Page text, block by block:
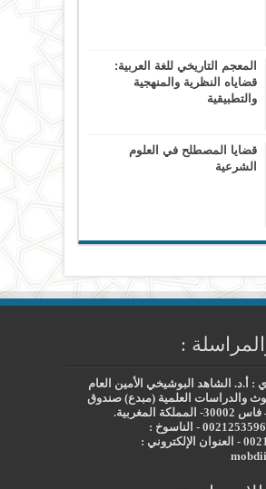
المعجم التاريخي للغة العربية:
قضاياه النظرية والمنهجية
والتطبيقية
قضايا المصطلح في العلوم
الشرعية
:
: أ.د. الشاهد البوشيخي الأمين العام
والدراسات العلمية (مبدع) صندوق
الهاتف : 00212535962884 - الناسوخ :
00212535962920 - العنوان الإلكتروني :